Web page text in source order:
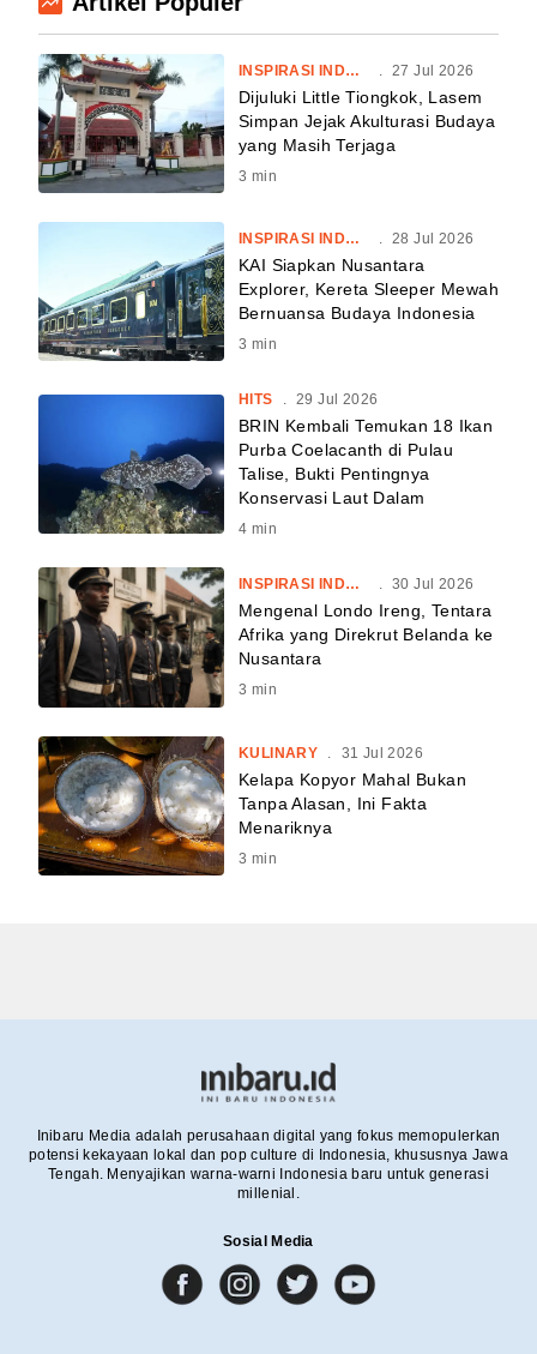
INSPIRASI INDONESIA . 27 Jul 2026
Dijuluki Little Tiongkok, Lasem
Simpan Jejak Akulturasi Budaya
yang Masih Terjaga
3 min
INSPIRASI INDONESIA . 28 Jul 2026
KAI Siapkan Nusantara
Explorer, Kereta Sleeper Mewah
Bernuansa Budaya Indonesia
3 min
HITS . 29 Jul 2026
BRIN Kembali Temukan 18 Ikan
Purba Coelacanth di Pulau
Talise, Bukti Pentingnya
Konservasi Laut Dalam
4 min
INSPIRASI INDONESIA . 30 Jul 2026
Mengenal Londo Ireng, Tentara
Afrika yang Direkrut Belanda ke
Nusantara
3 min
KULINARY 31 Jul 2026
Kelapa Kopyor Mahal Bukan
Tanpa Alasan, Ini Fakta
Menariknya
3 min
Inibaru Media adalah perusahaan digital yang fokus memopulerkan
potensi kekayaan lokal dan pop culture di Indonesia, khususnya Jawa
Tengah. Menyajikan warna-warni Indonesia baru untuk generasi
millenial.
Sosial Media